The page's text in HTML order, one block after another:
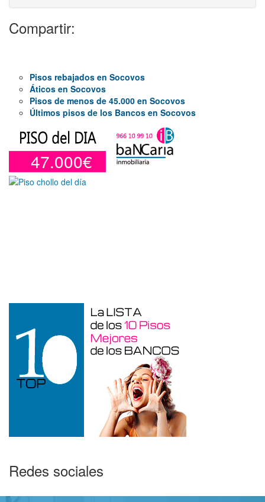
Compartir:
Pisos rebajados en Socovos
Áticos en Socovos
Pisos de menos de 45.000 en Socovos
Últimos pisos de los Bancos en Socovos
47.000€
Redes sociales